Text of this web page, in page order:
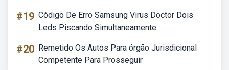
#19 Código De Erro Samsung Virus Doctor Dois
Leds Piscando Simultaneamente
#20 Remetido Os Autos Para órgão Jurisdicional
Competente Para Prosseguir